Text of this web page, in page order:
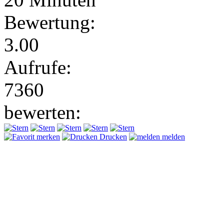
Bewertung:
3.00
Aufrufe:
7360
bewerten:
merken Drucken melden